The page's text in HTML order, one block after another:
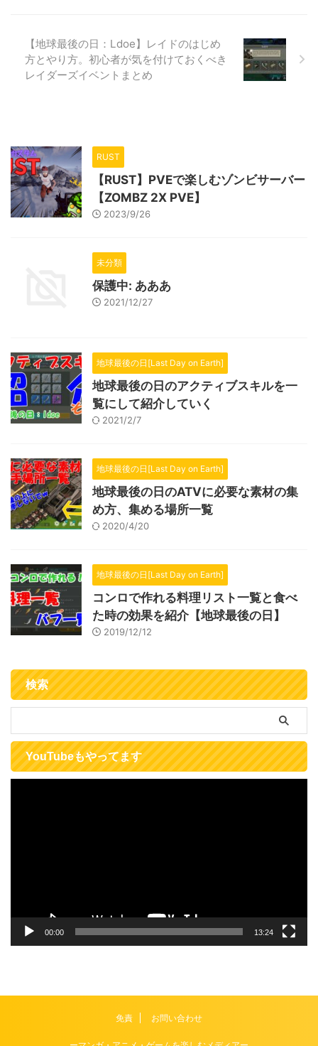
っ掛けを使う この4つを駆使して
レイドを攻略していきましょう。
まずは動画で確認して頂くとイメ
ージが付き ...
【地球最後の日：Ldoe】レイドのはじめ
方とやり方。初心者が気を付けておくべき
レイダーズイベントまとめ
RUST
【RUST】PVEで楽しむゾンビサーバー
【ZOMBZ 2X PVE】
2023/9/26
未分類
保護中: あああ
2021/12/27
地球最後の日[Last Day on Earth]
地球最後の日のアクティブスキルを一
覧にして紹介していく
2021/2/7
地球最後の日[Last Day on Earth]
地球最後の日のATVに必要な素材の集
め方、集める場所一覧
2020/4/20
地球最後の日[Last Day on Earth]
コンロで作れる料理リスト一覧と食べ
た時の効果を紹介【地球最後の日】
2019/12/12
検索
YouTubeもやってます
00:00 13:24
免責 お問い合わせ